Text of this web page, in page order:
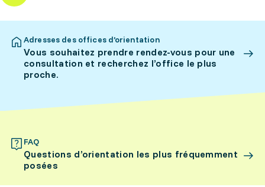
Adresses des offices d’orientation
Vous souhaitez prendre rendez-vous pour une
consultation et recherchez l’office le plus
proche.
FAQ
Questions d’orientation les plus fréquemment
posées